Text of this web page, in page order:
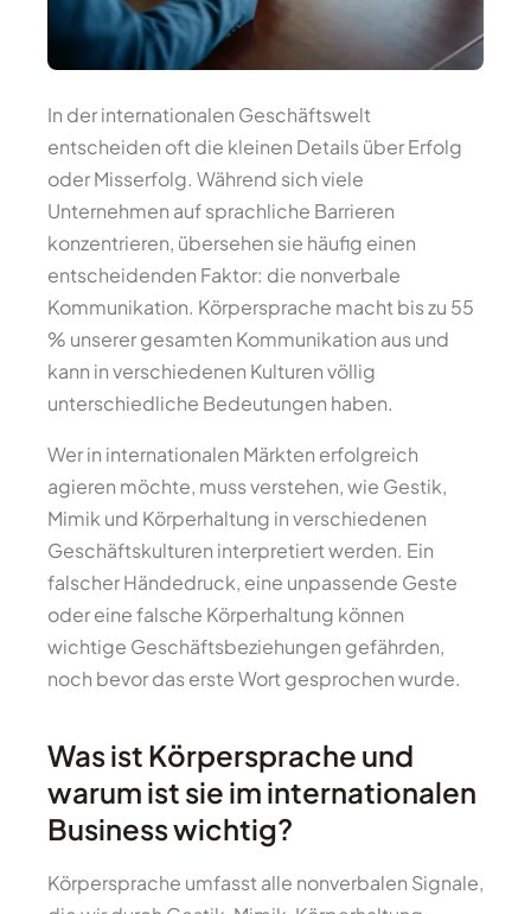
In der internationalen Geschäftswelt
entscheiden oft die kleinen Details über Erfolg
oder Misserfolg. Während sich viele
Unternehmen auf sprachliche Barrieren
konzentrieren, übersehen sie häufig einen
entscheidenden Faktor: die nonverbale
Kommunikation. Körpersprache macht bis zu 55
% unserer gesamten Kommunikation aus und
kann in verschiedenen Kulturen völlig
unterschiedliche Bedeutungen haben.
Wer in internationalen Märkten erfolgreich
agieren möchte, muss verstehen, wie Gestik,
Mimik und Körperhaltung in verschiedenen
Geschäftskulturen interpretiert werden. Ein
falscher Händedruck, eine unpassende Geste
oder eine falsche Körperhaltung können
wichtige Geschäftsbeziehungen gefährden,
noch bevor das erste Wort gesprochen wurde.
Was ist Körpersprache und
warum ist sie im internationalen
Business wichtig?
Körpersprache umfasst alle nonverbalen Signale,